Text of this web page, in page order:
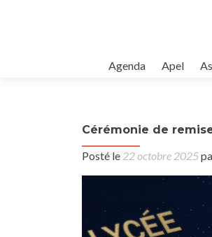
Agenda Apel
Cérémonie de
Posté le 22 octobre 2025